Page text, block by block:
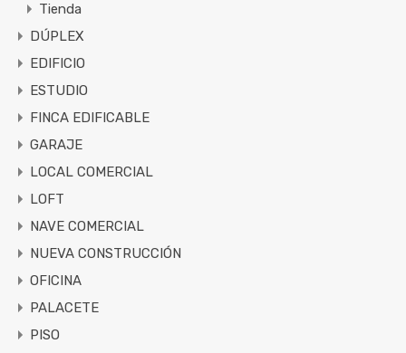
Tienda
DÚPLEX
EDIFICIO
ESTUDIO
FINCA EDIFICABLE
GARAJE
LOCAL COMERCIAL
LOFT
NAVE COMERCIAL
NUEVA CONSTRUCCIÓN
OFICINA
PALACETE
PISO